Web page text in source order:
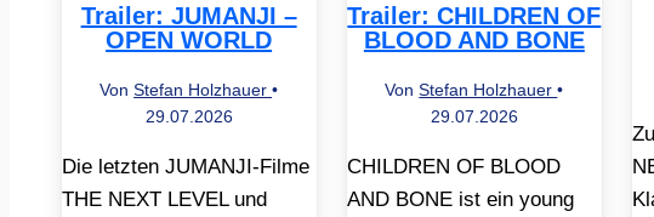
Trailer: JUMANJI –
OPEN WORLD
VonStefan Holzhauer•
29.07.2026
Die letzten JUMANJI-Filme
THE NEXT LEVEL und
Trailer: CHILDREN OF
BLOOD AND BONE
VonStefan Holzhauer•
29.07.2026
CHILDREN OF BLOOD
AND BONE ist ein young